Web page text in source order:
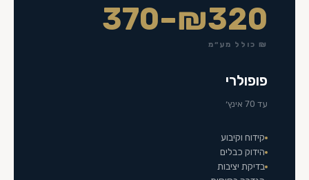
₪320–370
₪ כולל מע״מ
פופולרי
עד 70 אינץ׳
קידוח וקיבוע
הידוק כבלים
בדיקת יציבות